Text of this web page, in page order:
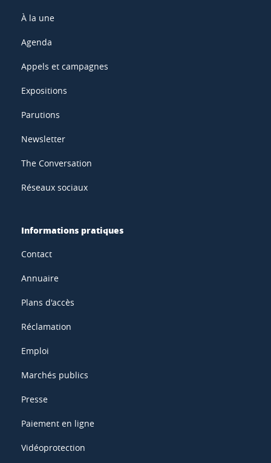
À la une
Agenda
Appels et campagnes
Expositions
Parutions
Newsletter
The Conversation
Réseaux sociaux
Informations pratiques
Contact
Annuaire
Plans d'accès
Réclamation
Emploi
Marchés publics
Presse
Paiement en ligne
Vidéoprotection